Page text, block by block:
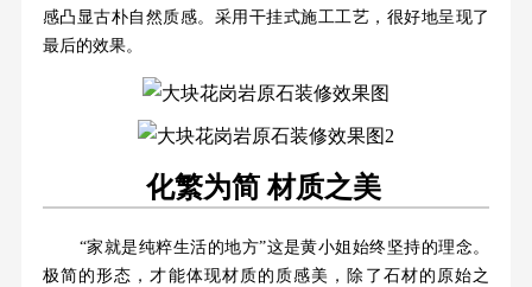
感凸显古朴自然质感。采用干挂式施工工艺，很好地呈现了
最后的效果。
化繁为简 材质之美
“家就是纯粹生活的地方”这是黄小姐始终坚持的理念。
极简的形态，才能体现材质的质感美，除了石材的原始之